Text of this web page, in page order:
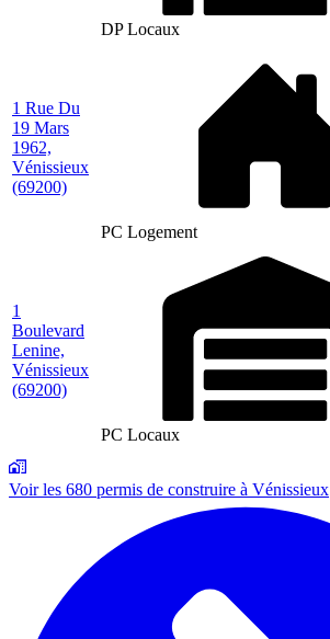
DP Locaux
1 Rue Du
19 Mars
1962,
Vénissieux
(69200)
PC Logement
1
Boulevard
Lenine,
Vénissieux
(69200)
PC Locaux
Voir les 680 permis de construire à Vénissieux